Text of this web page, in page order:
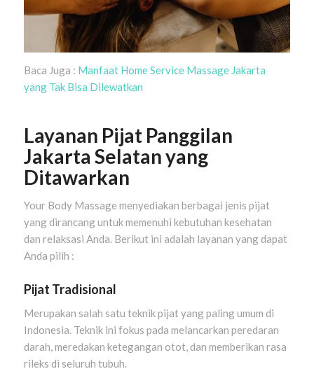
Baca Juga : Manfaat Home Service Massage Jakarta
yang Tak Bisa Dilewatkan
Layanan Pijat Panggilan
Jakarta Selatan yang
Ditawarkan
Your Body Massage menyediakan berbagai jenis pijat
yang dirancang untuk memenuhi kebutuhan kesehatan
dan relaksasi Anda. Berikut ini adalah layanan yang dapat
Anda pilih :
Pijat Tradisional
Merupakan salah satu teknik pijat yang paling umum di
Indonesia. Teknik ini fokus pada melancarkan peredaran
darah, meredakan ketegangan otot, dan memberikan rasa
rileks di seluruh tubuh.